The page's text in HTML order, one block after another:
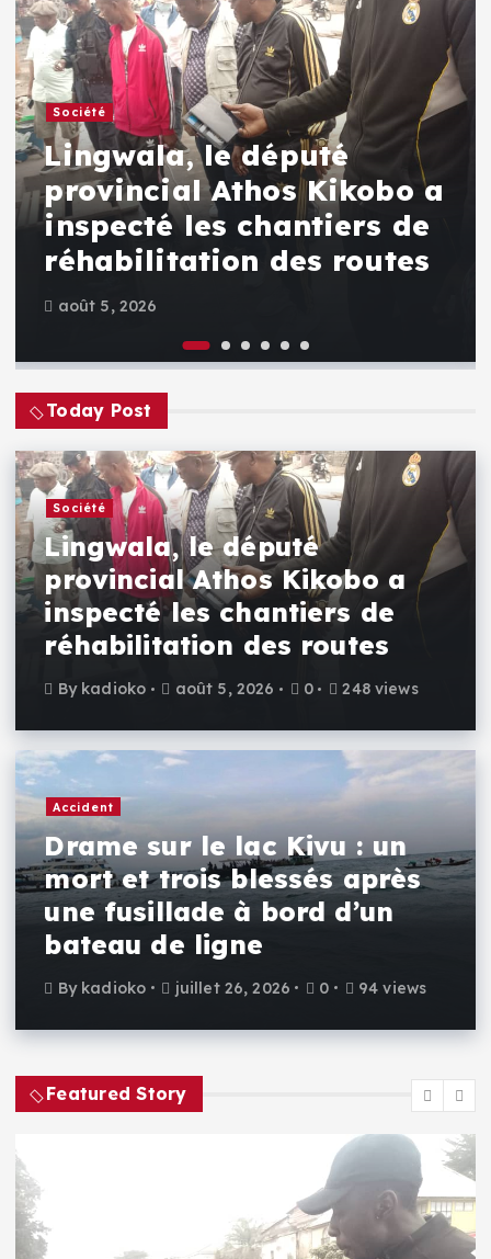
Société
Lingwala, le député
provincial Athos Kikobo a
inspecté les chantiers de
réhabilitation des routes
août 5, 2026
Today Post
Société
Lingwala, le député
provincial Athos Kikobo a
inspecté les chantiers de
réhabilitation des routes
By kadioko août 5, 2026 0 248 views
Accident
Drame sur le lac Kivu : un
mort et trois blessés après
une fusillade à bord d’un
bateau de ligne
By kadioko juillet 26, 2026 0 94 views
Featured Story